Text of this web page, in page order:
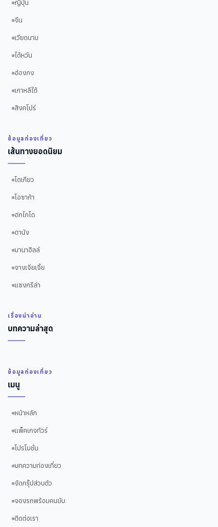
ญี่ปุ่น
จีน
เวียดนาม
ไต้หวัน
ฮ่องกง
เกาหลีใต้
สิงคโปร์
ข้อมูลท่องเที่ยว
เส้นทางยอดนิยม
โตเกียว
โอซาก้า
ฮกไกโด
ดานัง
บานาฮิลล์
จางเจียเจี้ย
แซงกรีล่า
เรื่องน่าอ่าน
บทความล่าสุด
ข้อมูลท่องเที่ยว
เมนู
หน้าหลัก
แพ็คเกจทัวร์
โปรโมชั่น
บทความท่องเที่ยว
จัดกรุ๊ปส่วนตัว
จองรถพร้อมคนขับ
ติดต่อเรา